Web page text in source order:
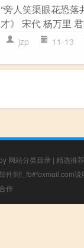
“旁人笑渠眼花恐落
才》 宋代 杨万里
jzp 11-13
网站分类目录 | 精选推
件到f_fb#foxmail.com
作